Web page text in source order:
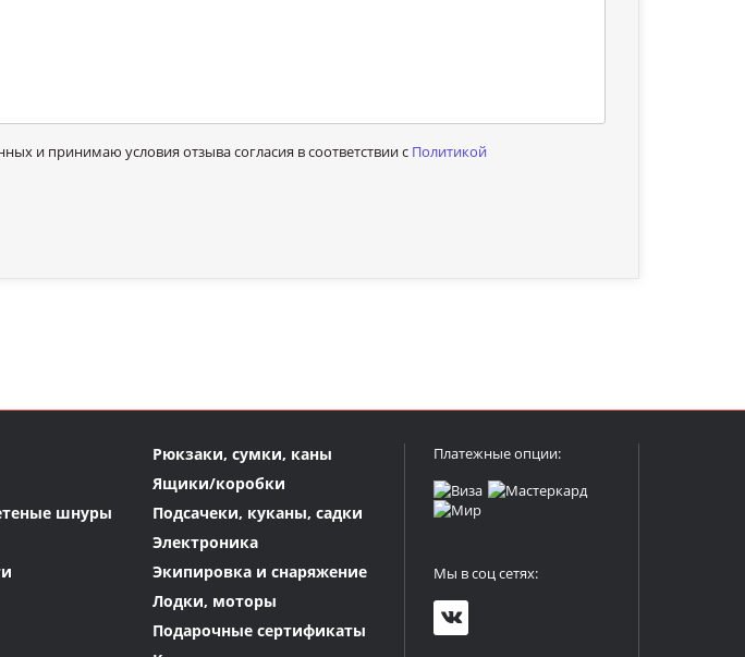
и принимаю условия отзыва согласия в соответствии с Политикой
шнуры
Рюкзаки, сумки, каны
Ящики/коробки
Подсачеки, куканы, садки
Электроника
Экипировка и снаряжение
Лодки, моторы
Подарочные сертификаты
Платежные опции:
Мы в соц сетях: